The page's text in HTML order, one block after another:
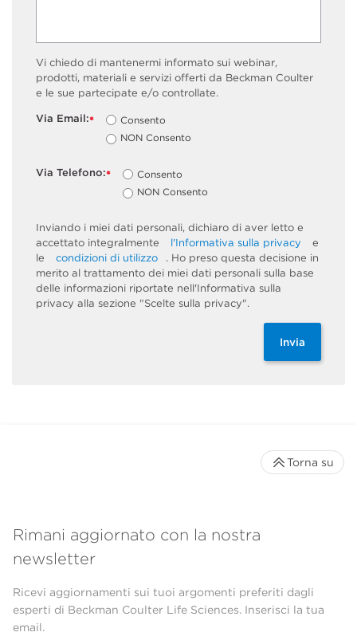
Vi chiedo di mantenermi informato sui webinar,
prodotti, materiali e servizi offerti da Beckman Coulter
e le sue partecipate e/o controllate.
*
Via Email:
Consento
NON Consento
*
Via Telefono:
Consento
NON Consento
Inviando i miei dati personali, dichiaro di aver letto e
accettato integralmente
l'Informativa sulla privacy
e
le
condizioni di utilizzo
. Ho preso questa decisione in
merito al trattamento dei miei dati personali sulla base
delle informazioni riportate nell'Informativa sulla
privacy alla sezione "Scelte sulla privacy".
Invia
Rimani aggiornato con la nostra
newsletter
Ricevi aggiornamenti sui tuoi argomenti preferiti dagli
esperti di Beckman Coulter Life Sciences. Inserisci la tua
email.
Torna su